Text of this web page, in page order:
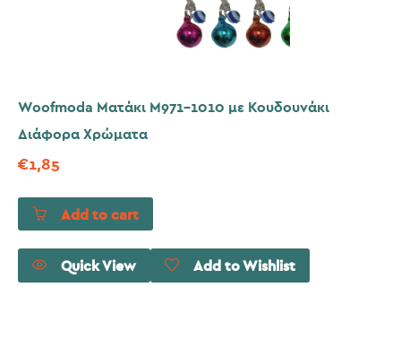
Woofmoda Ματάκι Μ971-1010 με Κουδουνάκι
Διάφορα Χρώματα
€1,85
Add to cart
Quick View Add to Wishlist